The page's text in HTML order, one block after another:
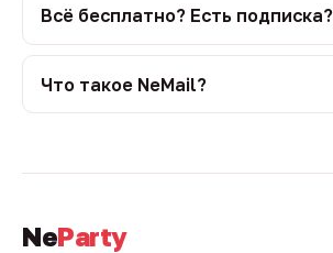
Всё бесплатно? Есть подписка?
Что такое NeMail?
NeParty